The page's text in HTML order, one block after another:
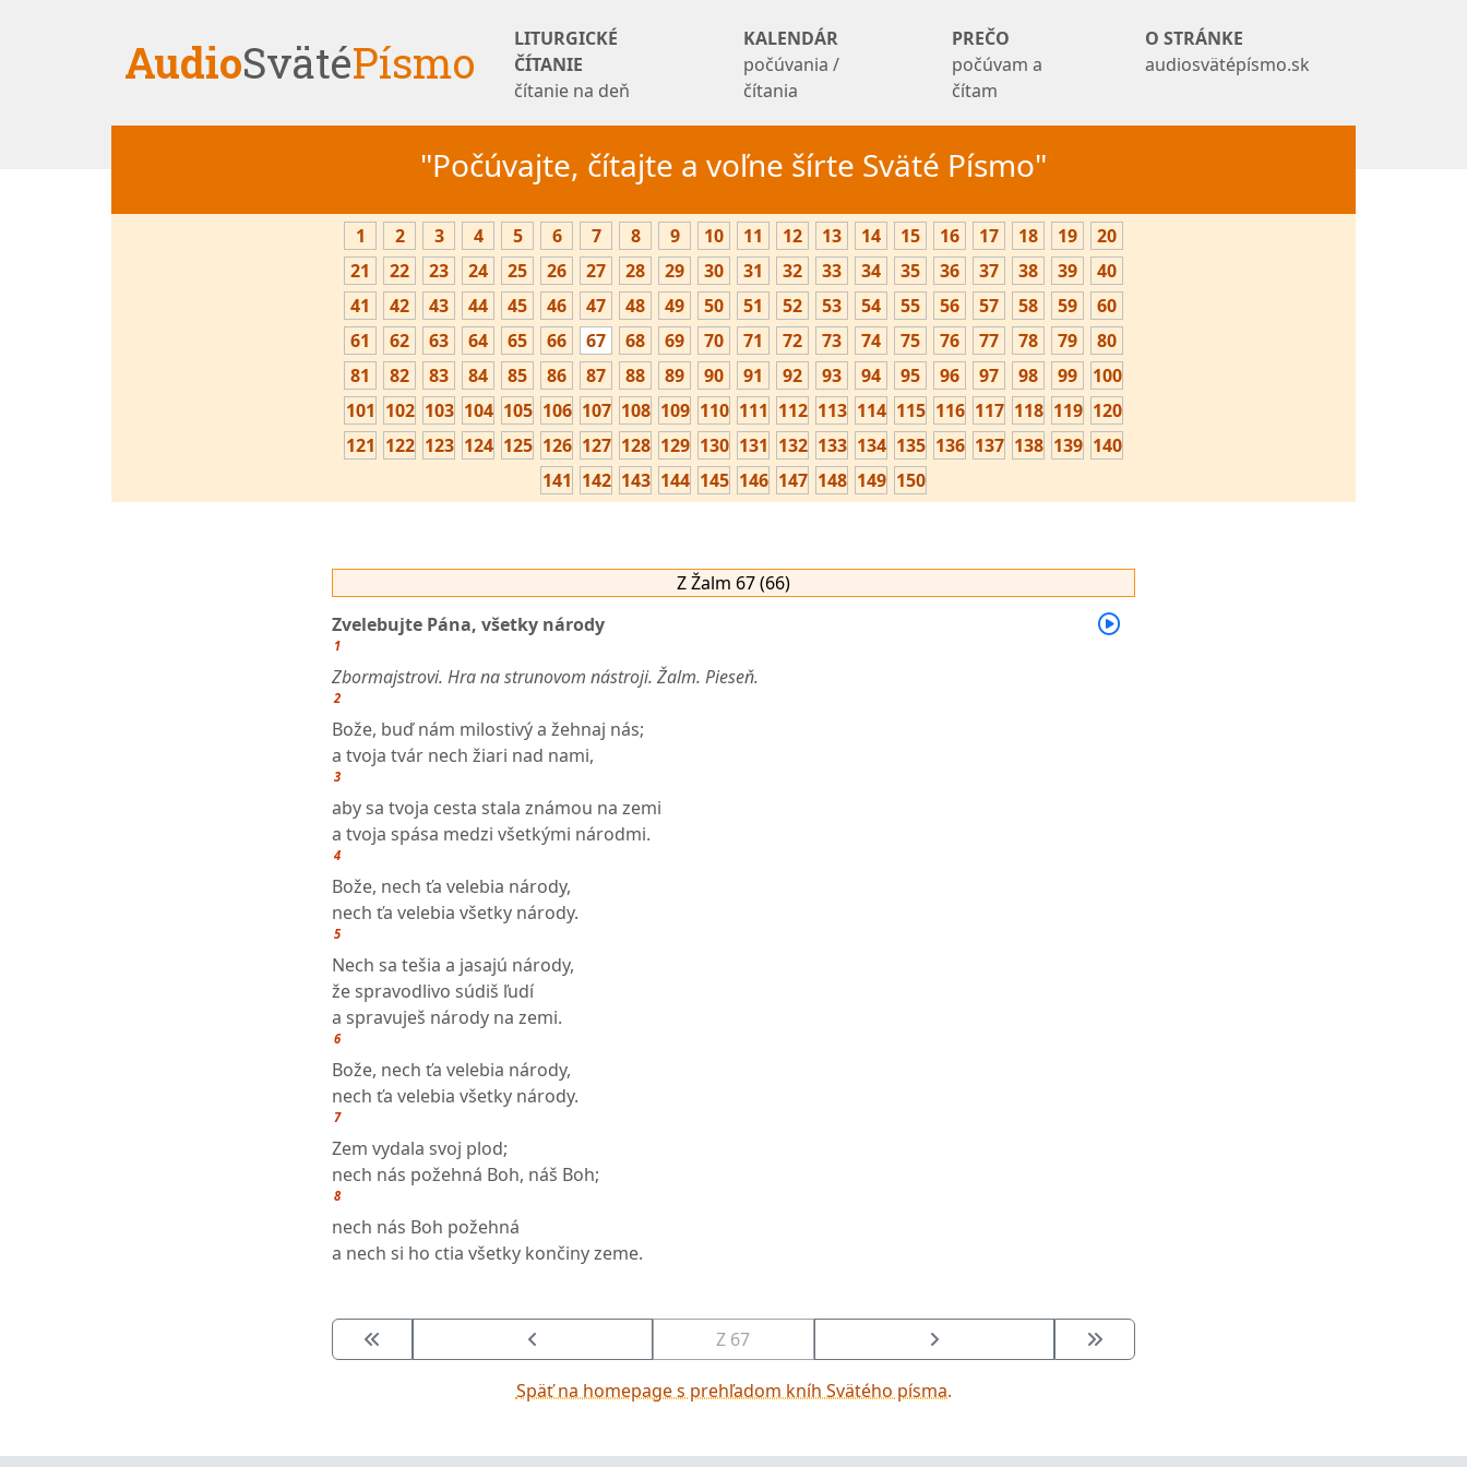
AudioSvätéPísmo
LITURGICKÉ
ČÍTANIE
čítanie na deň
KALENDÁR
počúvania /
čítania
PREČO
počúvam a
čítam
O STRÁNKE
audiosvätépísmo.sk
"Počúvajte, čítajte a voľne šírte Sväté Písmo"
1 2 3 4 5 6 7 8 9 10 11 12 13 14 15 16 17 18 19
20
21
22 23 24 25 26 27 28 29 30 31 32 33 34 35 36 37 38 39
40
41
42 43 44 45 46 47 48 49 50 51 52 53 54 55 56 57 58 59
60
61
62 63 64 65 66 67 68 69 70 71 72 73 74 75 76 77 78 79
80
81
82 83 84 85 86 87 88 89 90 91 92 93 94 95 96 97 98 99
100
101 102 103 104 105 106 107 108 109 110 111 112 113 114 115 116 117 118 119 120
121 122 123 124 125 126 127 128 129 130 131 132 133 134 135 136 137 138 139 140
141 142 143 144 145 146 147 148 149 150
Z Žalm 67 (66)
Zvelebujte Pána, všetky národy
1
Zbormajstrovi. Hra na strunovom nástroji. Žalm. Pieseň.
2
Bože, buď nám milostivý a žehnaj nás;
a tvoja tvár nech žiari nad nami,
3
aby sa tvoja cesta stala známou na zemi
a tvoja spása medzi všetkými národmi.
4
Bože, nech ťa velebia národy,
nech ťa velebia všetky národy.
5
Nech sa tešia a jasajú národy,
že spravodlivo súdiš ľudí
a spravuješ národy na zemi.
6
Bože, nech ťa velebia národy,
nech ťa velebia všetky národy.
7
Zem vydala svoj plod;
nech nás požehná Boh, náš Boh;
8
nech nás Boh požehná
a nech si ho ctia všetky končiny zeme.
Z 67
Späť na homepage s prehľadom kníh Svätého písma.